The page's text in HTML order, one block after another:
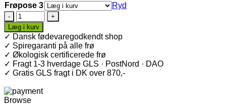
Frøpose 3
Ryd
Keramik
SpireSkål
+
Frø
antal
Læg i kurv
✓ Dansk fødevaregodkendt shop
✓ Spiregaranti på alle frø
✓ Økologisk certificerede frø
✓ Fragt 1-3 hverdage GLS · PostNord · DAO
✓ Gratis GLS fragt i DK over 870,-
Browse